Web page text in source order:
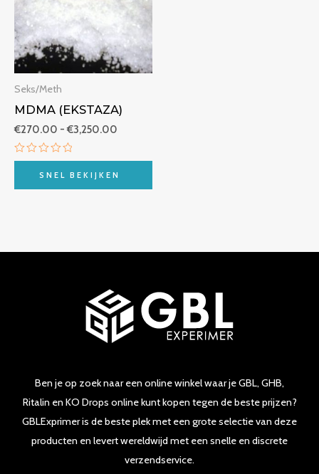
Seks/Meth
MDMA (EKSTAZA)
€270.00 - €3,250.00
Beoordeeld
van
SNEL BEKIJKEN
Ben je op zoek naar een online winkel waar je GBL, GHB,
Ritalin en KO Drops online kunt kopen tegen de beste prijzen?
GBLExprimer is de beste plek met een grote selectie van deze
producten en levert wereldwijd met een snelle en discrete
verzendservice.